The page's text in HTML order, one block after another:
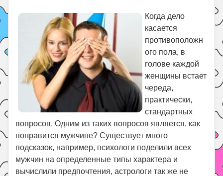
Праздники
Психология
Летом!
Поиск
Когда дело
касается
противоположн
ого пола, в
голове каждой
женщины встает
череда,
практически,
стандартных
вопросов. Одним из таких вопросов является, как
понравится мужчине? Существует много
подсказок, например, психологи поделили всех
мужчин на определенные типы характера и
вычислили предпочтения, астрологи так же не